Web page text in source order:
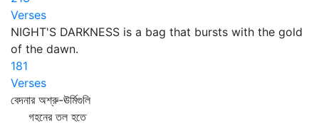
Verses
NIGHT'S DARKNESS is a bag that bursts with the gold
of the dawn.
181
Verses
বেদনার অশ্রু-ঊর্মিগুলি
গহনের তল হতে